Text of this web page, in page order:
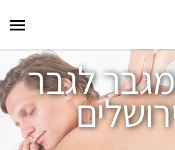
מגבר לגבר